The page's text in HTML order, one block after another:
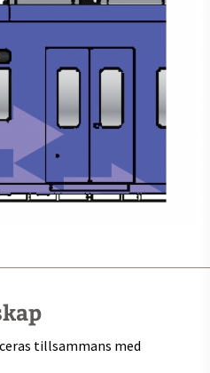
tillsammans med